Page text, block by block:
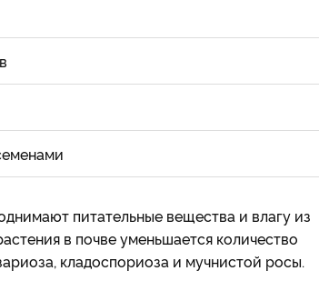
питательные вещества и влагу из
в почве уменьшается количество
кладоспориоза и мучнистой росы.